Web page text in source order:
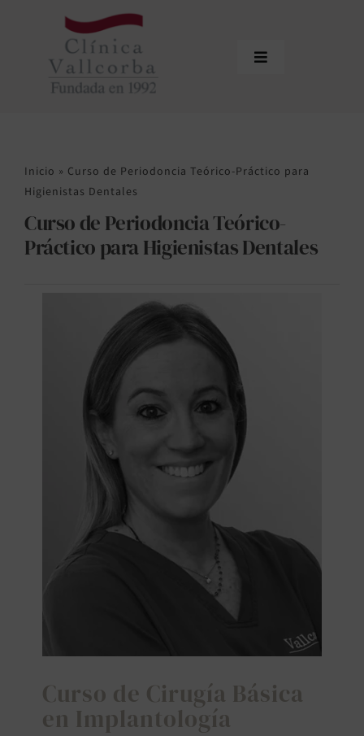
contenido
Toggle
Equipo
Tratamientos
Actualidad
Contacto
Área de profesionales
Inicio » Curso de Periodoncia Teórico-Práctico para
Higienistas Dentales
Curso de Periodoncia Teórico-
Práctico para Higienistas Dentales
Curso de Cirugía Básica
en Implantología